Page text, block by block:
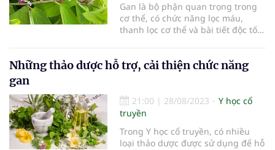
Gan là bộ phận quan trọng trong
cơ thể, có chức năng lọc máu,
thanh lọc cơ thể và bài tiết độc tố.
tổn thương và suy giảm chức
Những thảo dược hỗ trợ, cải thiện chức năng
gan
21:00 | 28/08/2023
Y học cổ
truyền
Trong Y học cổ truyền, có nhiều
loại thảo dược được sử dụng để hỗ